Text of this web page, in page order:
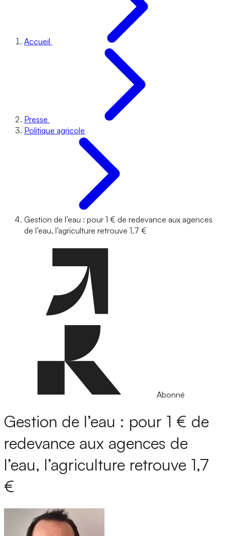
Accueil
Presse
Politique agricole
Gestion de l’eau : pour 1 € de redevance aux agences
de l’eau, l’agriculture retrouve 1,7 €
Abonné
Gestion de l’eau : pour 1 € de
redevance aux agences de
l’eau, l’agriculture retrouve 1,7
€